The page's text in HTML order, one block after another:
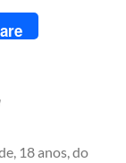
18 anos, do